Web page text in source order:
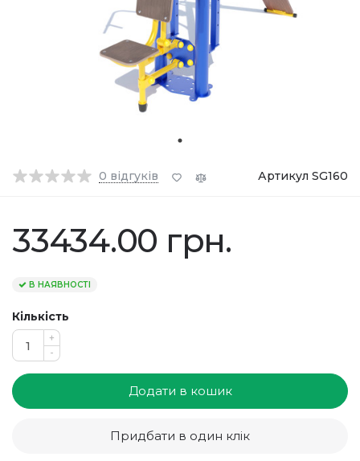
0 відгуків Артикул SG160
33434.00 грн.
В НАЯВНОСТІ
Кількість
+
-
Додати в кошик
Придбати в один клік